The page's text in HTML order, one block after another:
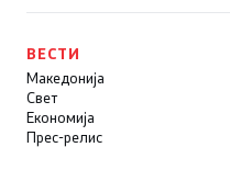
ВЕСТИ
Македонија
Свет
Економија
Прес-релис